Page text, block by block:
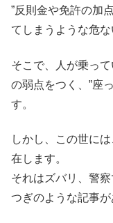
”反則金や免許の加
てしまうような危
そこで、人が乗っ
の弱点をつく、”座
す。
しかし、この世に
在します。
それはズバリ、警察
つぎのような記事が